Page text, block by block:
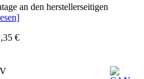
an den herstellerseitigen
€